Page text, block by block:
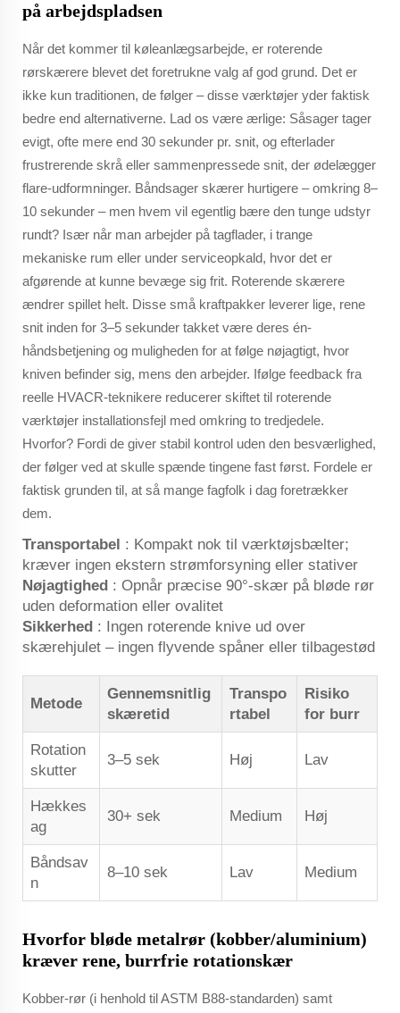
på arbejdspladsen
Når det kommer til køleanlægsarbejde, er roterende
rørskærere blevet det foretrukne valg af god grund. Det er
ikke kun traditionen, de følger – disse værktøjer yder faktisk
bedre end alternativerne. Lad os være ærlige: Såsager tager
evigt, ofte mere end 30 sekunder pr. snit, og efterlader
frustrerende skrå eller sammenpressede snit, der ødelægger
flare-udformninger. Båndsager skærer hurtigere – omkring 8–
10 sekunder – men hvem vil egentlig bære den tunge udstyr
rundt? Især når man arbejder på tagflader, i trange
mekaniske rum eller under serviceopkald, hvor det er
afgørende at kunne bevæge sig frit. Roterende skærere
ændrer spillet helt. Disse små kraftpakker leverer lige, rene
snit inden for 3–5 sekunder takket være deres én-
håndsbetjening og muligheden for at følge nøjagtigt, hvor
kniven befinder sig, mens den arbejder. Ifølge feedback fra
reelle HVACR-teknikere reducerer skiftet til roterende
værktøjer installationsfejl med omkring to tredjedele.
Hvorfor? Fordi de giver stabil kontrol uden den besværlighed,
der følger ved at skulle spænde tingene fast først. Fordele er
faktisk grunden til, at så mange fagfolk i dag foretrækker
dem.
Transportabel : Kompakt nok til værktøjsbælter;
kræver ingen ekstern strømforsyning eller stativer
Nøjagtighed : Opnår præcise 90°-skær på bløde rør
uden deformation eller ovalitet
Sikkerhed : Ingen roterende knive ud over
skærehjulet – ingen flyvende spåner eller tilbagestød
Metode
Gennemsnitlig
skæretid
Transpo
rtabel
Risiko
for burr
Rotation
skutter
3–5 sek Høj Lav
Hækkes
ag
30+ sek Medium Høj
Båndsav
n
8–10 sek Lav Medium
Hvorfor bløde metalrør (kobber/aluminium)
kræver rene, burrfrie rotationskær
Kobber-rør (i henhold til ASTM B88-standarden) samt